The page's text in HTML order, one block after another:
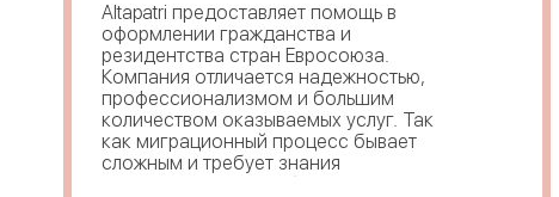
Altapatri предоставляет помощь в
оформлении гражданства и
резидентства стран Евросоюза.
Компания отличается надежностью,
профессионализмом и большим
количеством оказываемых услуг. Так
как миграционный процесс бывает
сложным и требует знания
законодательства, сбор досье